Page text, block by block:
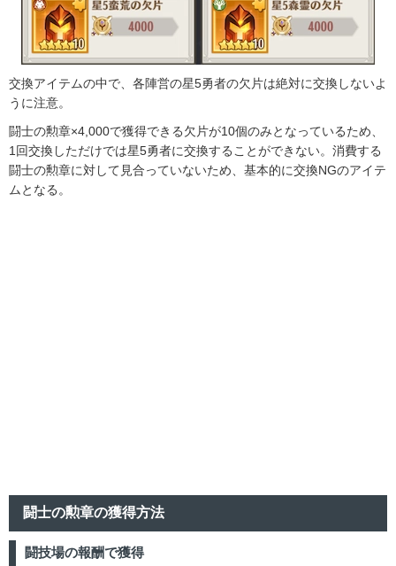
交換アイテムの中で、各陣営の星5勇者の欠片は絶対に交換しないよ
うに注意。
闘士の勲章×4,000で獲得できる欠片が10個のみとなっているため、
1回交換しただけでは星5勇者に交換することができない。消費する
闘士の勲章に対して見合っていないため、基本的に交換NGのアイテ
ムとなる。
闘士の勲章の獲得方法
闘技場の報酬で獲得